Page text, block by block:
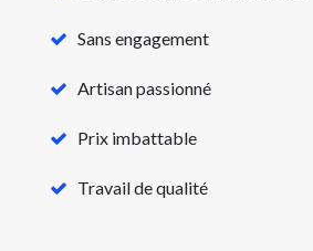
Sans engagement
Artisan passionné
Prix imbattable
Travail de qualité